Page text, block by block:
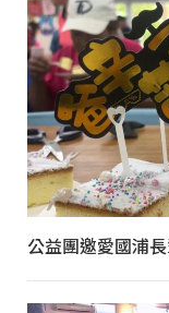
公益團邀愛國浦